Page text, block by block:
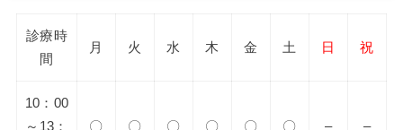
診療時
間
月 火 水 木 金 土 日 祝
10：00
～13：
〇 〇 〇 〇 〇 〇 – –